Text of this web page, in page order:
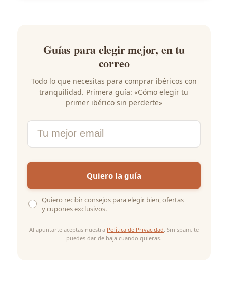
Guías para elegir mejor, en tu
correo
Todo lo que necesitas para comprar ibéricos con
tranquilidad. Primera guía: «Cómo elegir tu
primer ibérico sin perderte»
Email
Quiero la guía
Quiero recibir consejos para elegir bien, ofertas
y cupones exclusivos.
Al apuntarte aceptas nuestra Política de Privacidad. Sin spam, te
puedes dar de baja cuando quieras.